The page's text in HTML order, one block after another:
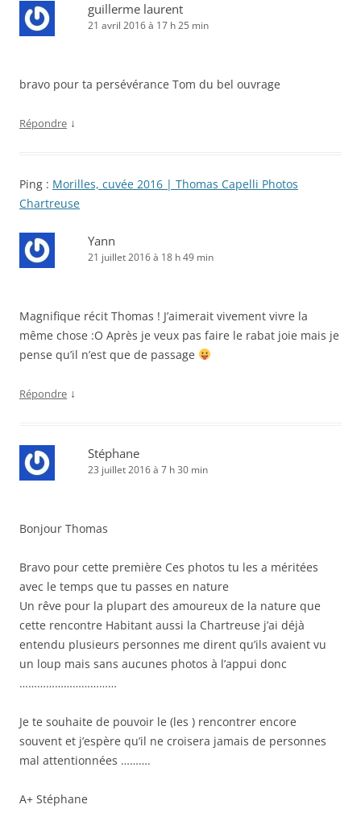
guillerme laurent
21 avril 2016 à 17 h 25 min
bravo pour ta persévérance Tom du bel ouvrage
Répondre ↓
Ping : Morilles, cuvée 2016 | Thomas Capelli Photos
Chartreuse
Yann
21 juillet 2016 à 18 h 49 min
Magnifique récit Thomas ! J’aimerait vivement vivre la
même chose :O Après je veux pas faire le rabat joie mais je
pense qu’il n’est que de passage
Répondre ↓
Stéphane
23 juillet 2016 à 7 h 30 min
Bonjour Thomas
Bravo pour cette première Ces photos tu les a méritées
avec le temps que tu passes en nature
Un rêve pour la plupart des amoureux de la nature que
cette rencontre Habitant aussi la Chartreuse j’ai déjà
entendu plusieurs personnes me dirent qu’ils avaient vu
un loup mais sans aucunes photos à l’appui donc
……………………………
Je te souhaite de pouvoir le (les ) rencontrer encore
souvent et j’espère qu’il ne croisera jamais de personnes
mal attentionnées ……….
A+ Stéphane